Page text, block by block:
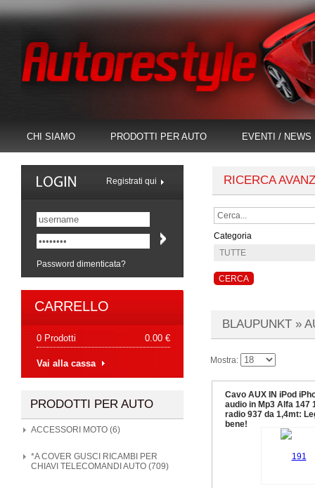
CHI SIAMO PRODOTTI PER AUTO EVENTI / NEWS
PRODOTTI PER AUTO
ACCESSORI MOTO (6)
*A COVER GUSCI RICAMBI PER
CHIAVI TELECOMANDI AUTO (709)
Password dimenticata?
Registrati qui
CARRELLO
0 Prodotti 0.00 €
Vai alla cassa
BLAUPUNKT »
RICERCA
Categoria
Mostra:
Cavo AUX IN iPod
audio in Mp3 Alfa 147
radio 937 da 1,4mt:
bene!